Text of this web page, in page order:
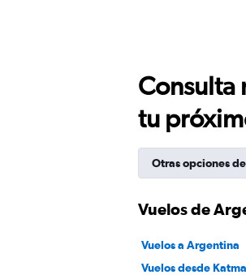
Consulta
tu
Otras opciones
Vuelos de
Vuelos a Argentina
Vuelos desde